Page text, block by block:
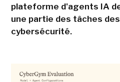
plateforme d'agents IA
une partie des tâches
cybersécurité.